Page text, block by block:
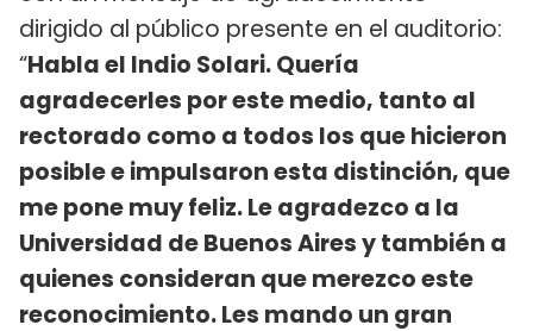
dirigido al público presente en el auditorio:
“Habla el Indio Solari. Quería
agradecerles por este medio, tanto al
rectorado como a todos los que hicieron
posible e impulsaron esta distinción, que
me pone muy feliz. Le agradezco a la
Universidad de Buenos Aires y también a
quienes consideran que merezco este
reconocimiento. Les mando un gran